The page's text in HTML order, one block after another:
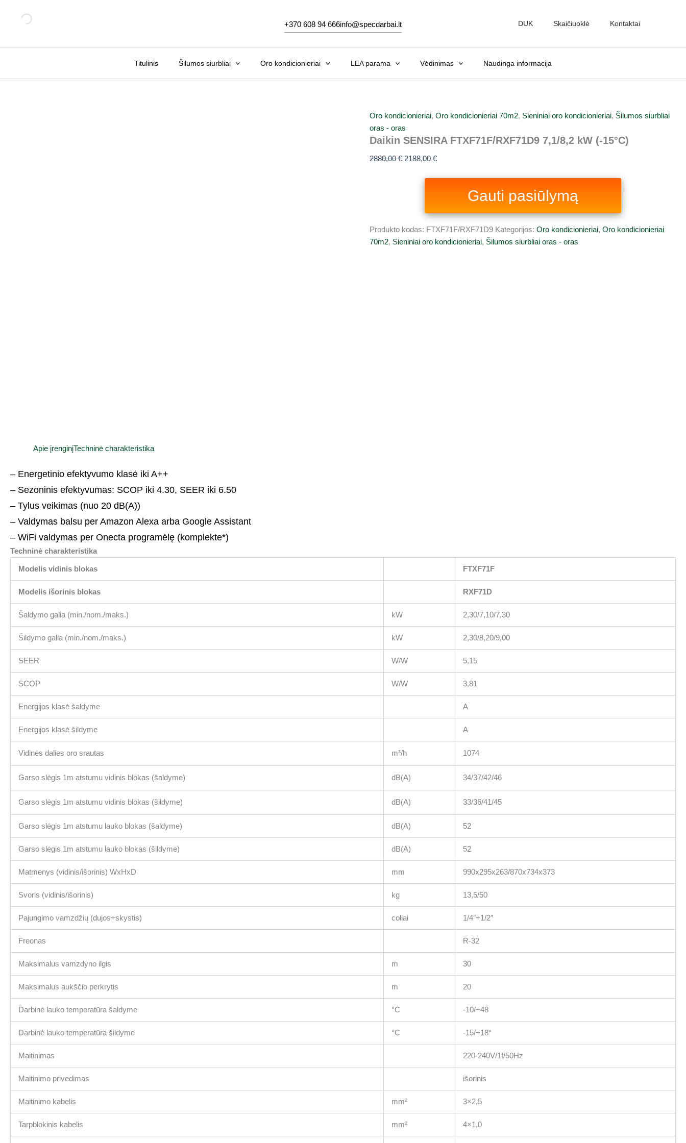
+370 608 94 666info@specdarbai.lt DUK Skaičiuoklė Kontaktai
Titulinis Šilumos siurbliai Oro kondicionieriai LEA parama Vėdinimas Naudinga informacija
Sale!
Oro kondicionieriai,Oro kondicionieriai 70m2, Sieniniai oro kondicionieriai, Šilumos siurbliai
oras - oras
Daikin SENSIRA FTXF71F/RXF71D9 7,1/8,2 kW (-15°C)
2880,00€ 2188,00€
Gauti pasiūlymą
Produkto kodas: FTXF71F/RXF71D9 Kategorijos:Oro kondicionieriai,Oro kondicionieriai
70m2, Sieniniai oro kondicionieriai, Šilumos siurbliai oras - oras
Apie įrenginįTechninė charakteristika
– Energetinio efektyvumo klasė iki A++
– Sezoninis efektyvumas: SCOP iki 4.30, SEER iki 6.50
– Tylus veikimas (nuo 20 dB(A))
– Valdymas balsu per Amazon Alexa arba Google Assistant
– WiFi valdymas per Onecta programėlę (komplekte*)
Techninė charakteristika
Modelis vidinis blokas FTXF71F
Modelis išorinis blokas RXF71D
Šaldymo galia (min./nom./maks.) kW 2,30/7,10/7,30
Šildymo galia (min./nom./maks.) kW 2,30/8,20/9,00
SEER W/W 5,15
SCOP W/W 3,81
Energijos klasė šaldyme A
Energijos klasė šildyme A
Vidinės dalies oro srautas m³/h 1074
Garso slėgis 1m atstumu vidinis blokas (šaldyme) dB(A) 34/37/42/46
Garso slėgis 1m atstumu vidinis blokas (šildyme) dB(A) 33/36/41/45
Garso slėgis 1m atstumu lauko blokas (šaldyme) dB(A) 52
Garso slėgis 1m atstumu lauko blokas (šildyme) dB(A) 52
Matmenys (vidinis/išorinis) WxHxD mm 990x295x263/870x734x373
Svoris (vidinis/išorinis) kg 13,5/50
Pajungimo vamzdžių (dujos+skystis) coliai 1/4″+1/2″
Freonas R-32
Maksimalus vamzdyno ilgis m 30
Maksimalus aukščio perkrytis m 20
Darbinė lauko temperatūra šaldyme °C -10/+48
Darbinė lauko temperatūra šildyme °C -15/+18*
Maitinimas 220-240V/1f/50Hz
Maitinimo privedimas išorinis
Maitinimo kabelis mm² 3×2,5
Tarpblokinis kabelis mm² 4×1,0